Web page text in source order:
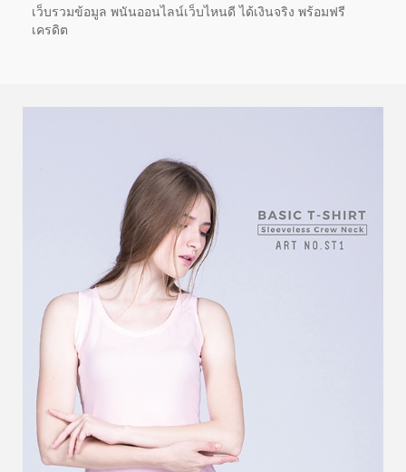
เว็บรวมข้อมูล พนันออนไลน์เว็บไหนดี ได้เงินจริง พร้อมฟรี
เครดิต